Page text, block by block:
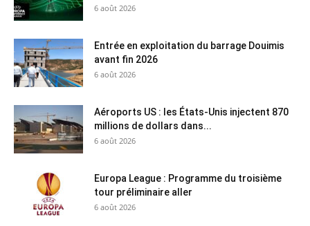
6 août 2026
Entrée en exploitation du barrage Douimis
avant fin 2026
6 août 2026
Aéroports US : les États-Unis injectent 870
millions de dollars dans...
6 août 2026
Europa League : Programme du troisième
tour préliminaire aller
6 août 2026